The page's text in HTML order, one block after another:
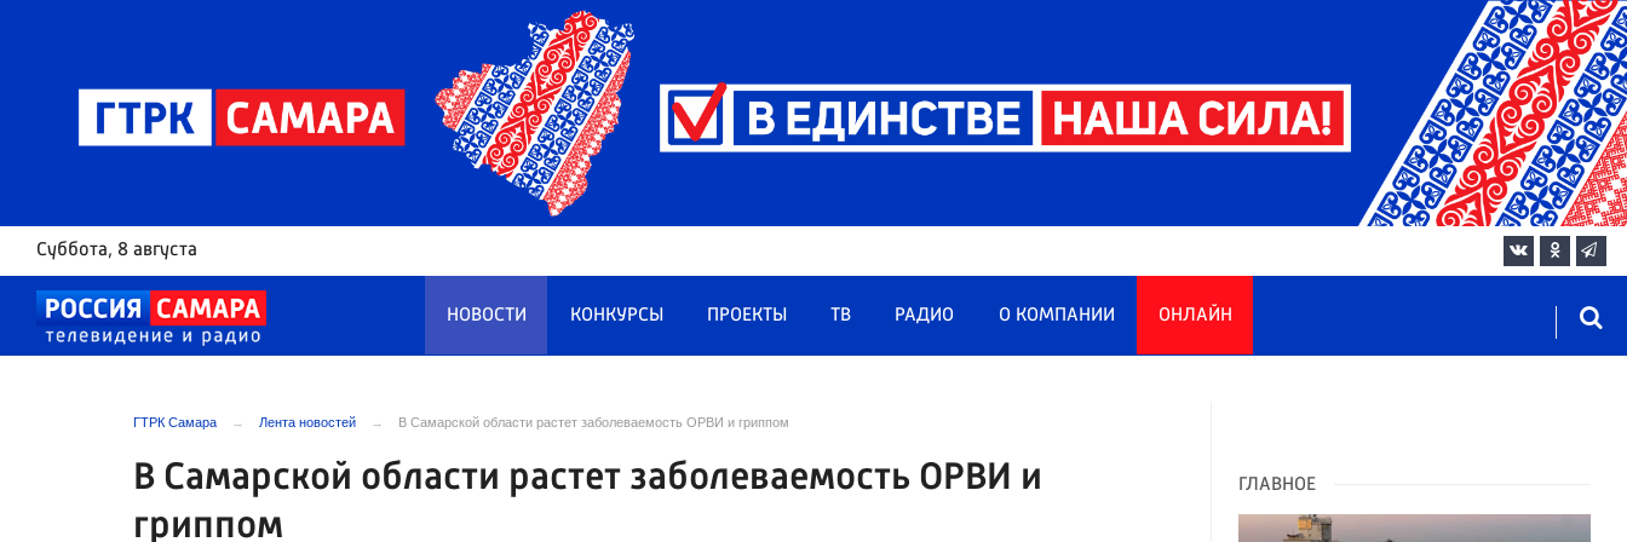
Суббота, 8 августа
НОВОСТИ КОНКУРСЫ ПРОЕКТЫ ТВ РАДИО О КОМПАНИИ ОНЛАЙН
ГТРК Самара Лента новостей В Самарской области растет заболеваемость ОРВИ и гриппом
В Самарской области растет заболеваемость ОРВИ и
гриппом
ГЛАВНОЕ